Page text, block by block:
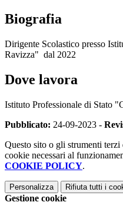
Biografia
Dirigente Scolastico presso
Ravizza" dal 2022
Dove lavora
Istituto Professionale di Stato
Pubblicato: 24-09-2023 -
Questo sito o gli strumenti
cookie necessari al
COOKIE POLICY.
Personalizza Rifiuta tutti i
Gestione cookie